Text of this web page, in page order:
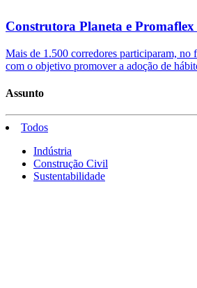
Construtora Planeta e Promaflex
Mais de 1.500 corredores participaram, no
com o objetivo promover a adoção de
Assunto
Todos
Indústria
Construção Civil
Sustentabilidade